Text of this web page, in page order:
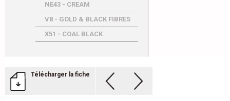
NE43 - CREAM
V8 - GOLD & BLACK FIBRES
X51 - COAL BLACK
Télécharger la fiche